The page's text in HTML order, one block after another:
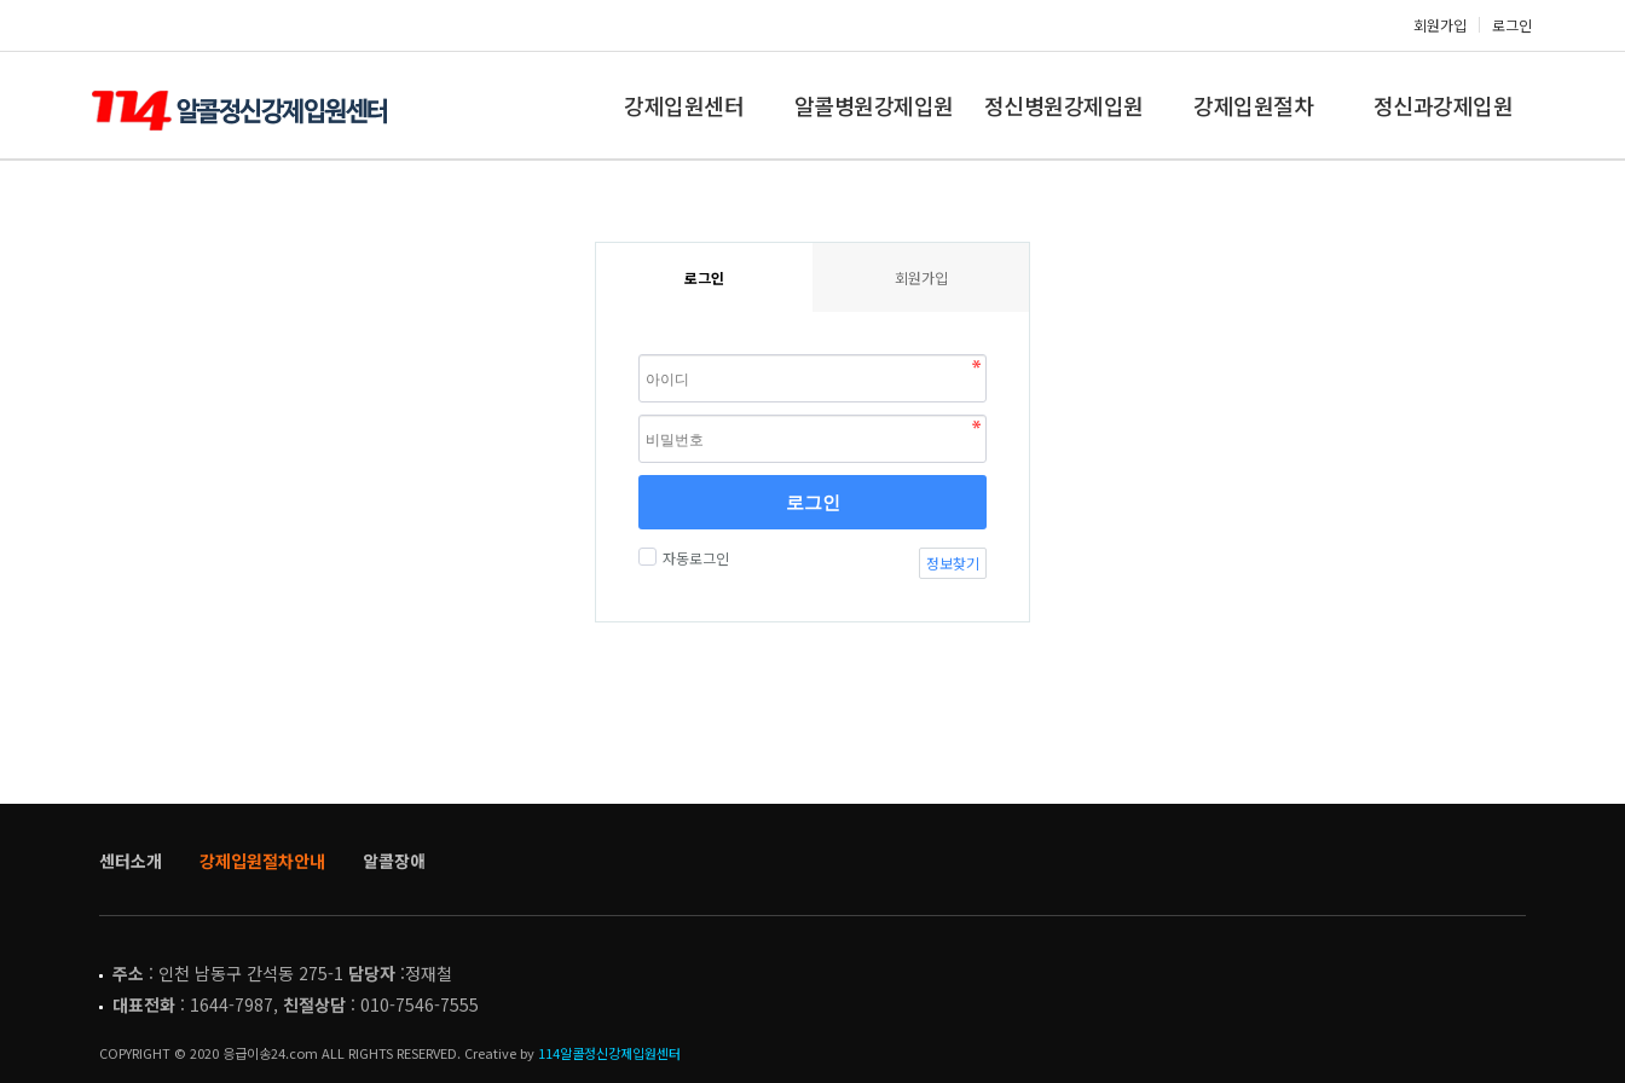
회원가입 로그인
강제입원센터 알콜병원강제입원 정신병원강제입원 강제입원절차 정신과강제입원
로그인 회원가입
로그인
자동로그인 정보찾기
센터소개 강제입원절차안내 알콜장애
주소 : 인천 남동구 간석동 275-1 담당자 :정재철
대표전화 : 1644-7987, 친절상담 : 010-7546-7555
COPYRIGHT © 2020 응급이송24.com ALL RIGHTS RESERVED. Creative by 114알콜정신강제입원센터